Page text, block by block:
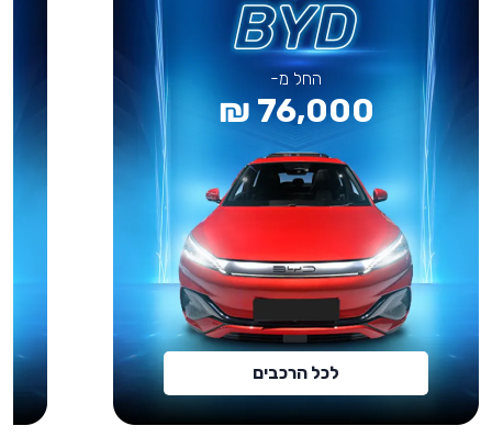
החל מ-
76,000 ₪
לכל הרכבים